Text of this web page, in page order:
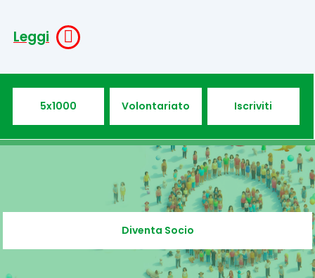
Leggi
5x1000 Volontariato Iscriviti
Diventa Socio